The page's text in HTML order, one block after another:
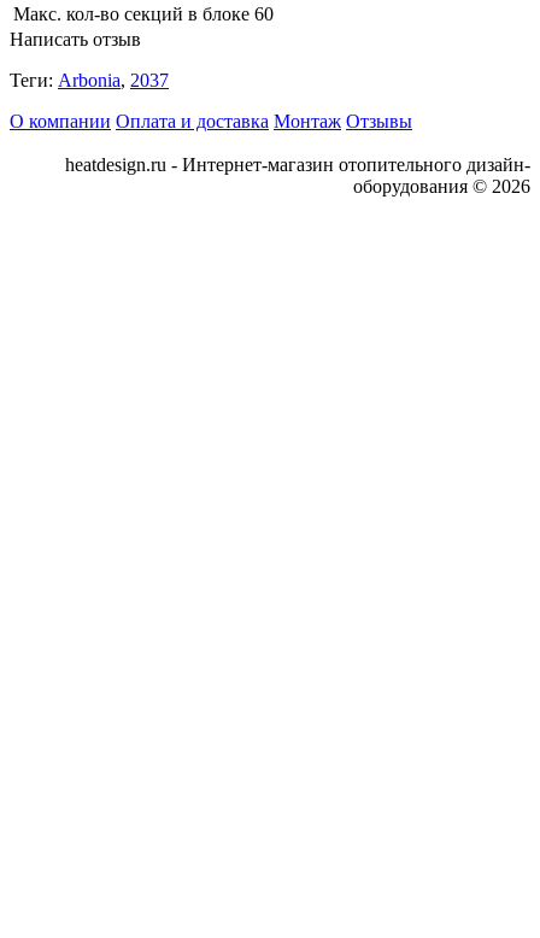
Макс. кол-во секций в блоке 60
Написать отзыв
Теги: Arbonia, 2037
О компании Оплата и доставка Монтаж Отзывы
heatdesign.ru - Интернет-магазин отопительного дизайн-
оборудования © 2026